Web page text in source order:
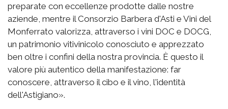
preparate con eccellenze prodotte dalle nostre
aziende, mentre il Consorzio Barbera d'Asti e Vini del
Monferrato valorizza, attraverso i vini DOC e DOCG,
un patrimonio vitivinicolo conosciuto e apprezzato
ben oltre i confini della nostra provincia. È questo il
valore più autentico della manifestazione: far
conoscere, attraverso il cibo e il vino, l'identità
dell'Astigiano».